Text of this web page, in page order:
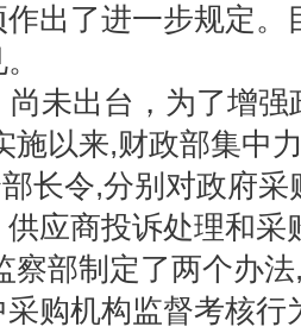
出了进一步规定。
未出台，为了增强
施以来,财政部集中
长令,分别对政府
应商投诉处理和采
察部制定了两个办
购机构监督考核行